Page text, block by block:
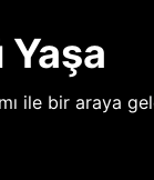
Yaşa
ile bir araya